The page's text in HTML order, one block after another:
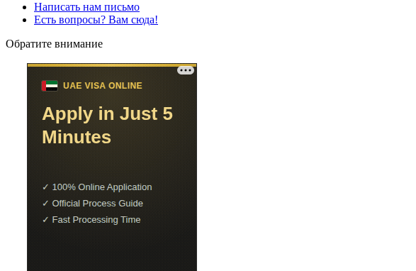
Написать нам письмо
Есть вопросы? Вам сюда!
Обратите внимание